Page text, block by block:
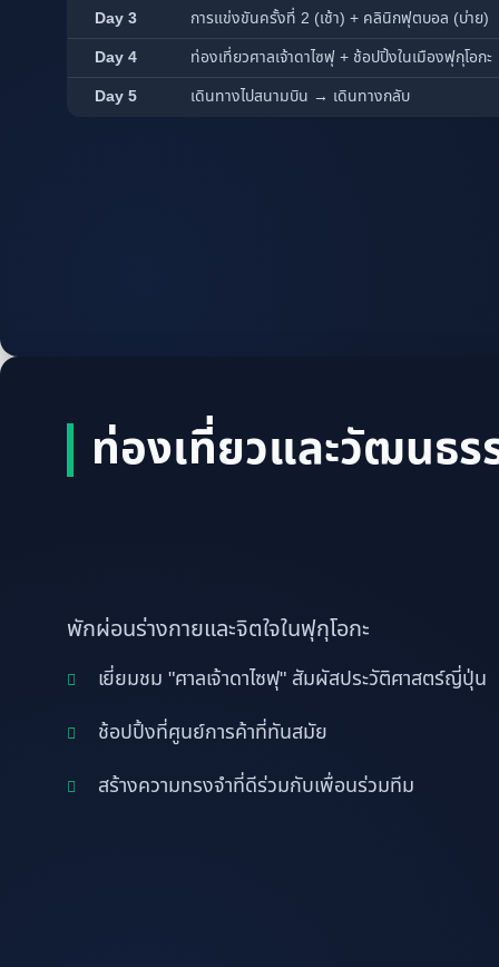
Day 3
การแข่งขันครั้งที่ 2 (เช้า) + คลินิกฟุตบอล (บ่าย)
Day 4
ท่องเที่ยวศาลเจ้าดาไซฟุ + ช้อปปิ้งในเมืองฟุกุโอกะ
Day 5
เดินทางไปสนามบิน → เดินทางกลับ
ท่องเที่ยวและวัฒนธร
พักผ่อนร่างกายและจิตใจในฟุกุโอกะ
เยี่ยมชม "ศาลเจ้าดาไซฟุ" สัมผัสประวัติศาสตร์ญี่ปุ่น
ช้อปปิ้งที่ศูนย์การค้าที่ทันสมัย
สร้างความทรงจำที่ดีร่วมกับเพื่อนร่วมทีม